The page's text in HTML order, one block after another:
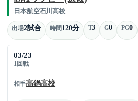
日本航空石川高校
出場2試合 時間120分 T3 G0 PG0
03/23
1回戦
相手高鍋高校